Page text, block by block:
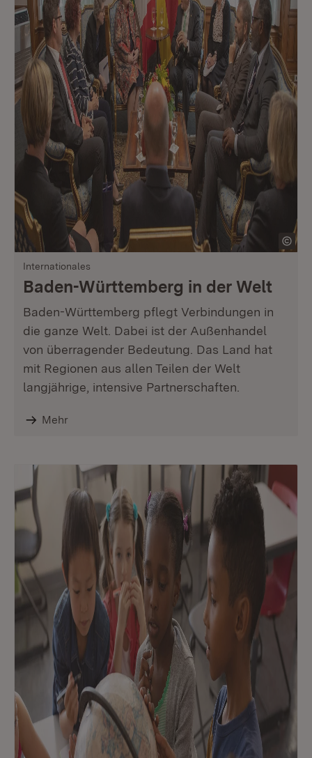
Internationales
Baden-Württemberg in der Welt
Baden-Württemberg pflegt Verbindungen in
die ganze Welt. Dabei ist der Außenhandel
von überragender Bedeutung. Das Land hat
mit Regionen aus allen Teilen der Welt
langjährige, intensive Partnerschaften.
Mehr